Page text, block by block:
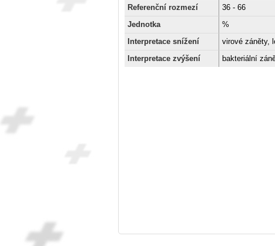
Referenční rozmezí
36 - 66
Jednotka
%
Interpretace snížení
virové záněty,
Interpretace zvýšení
bakteriální